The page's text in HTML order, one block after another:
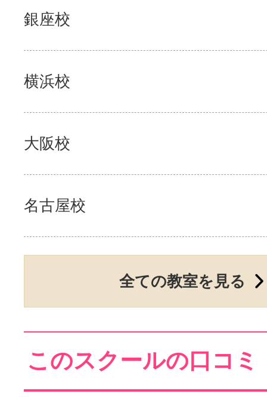
銀座校
横浜校
大阪校
名古屋校
全ての教室を見る
このスクールの口コミ